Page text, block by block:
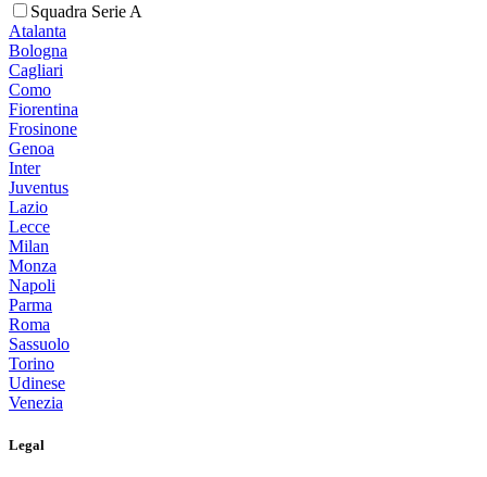
Squadra Serie A
Atalanta
Bologna
Cagliari
Como
Fiorentina
Frosinone
Genoa
Inter
Juventus
Lazio
Lecce
Milan
Monza
Napoli
Parma
Roma
Sassuolo
Torino
Udinese
Venezia
Legal